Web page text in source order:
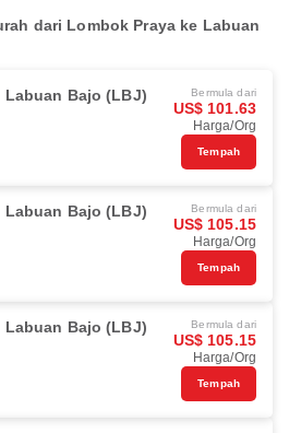
dari Lombok Praya ke Labuan
Labuan Bajo (LBJ) Bermula dari
US$ 101.63
Harga/Org
Tempah
Labuan Bajo (LBJ) Bermula dari
US$ 105.15
Harga/Org
Tempah
Labuan Bajo (LBJ) Bermula dari
US$ 105.15
Harga/Org
Tempah